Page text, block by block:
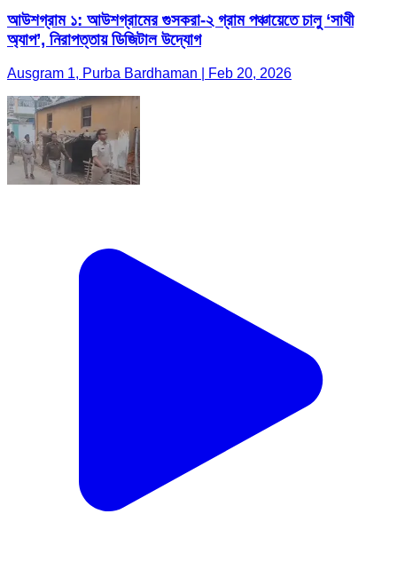
আউশগ্রাম ১: আউশগ্রামের গুসকরা-২ গ্রাম পঞ্চায়েতে চালু ‘সাথী
অ্যাপ’, নিরাপত্তায় ডিজিটাল উদ্যোগ
Ausgram 1, Purba Bardhaman | Feb 20, 2026